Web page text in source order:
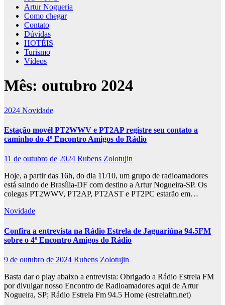
Artur Nogueria
Como chegar
Contato
Dúvidas
HOTÉIS
Turismo
Vídeos
Mês: outubro 2024
2024 Novidade
Estação movél PT2WWV e PT2AP registre seu contato a
caminho do 4º Encontro Amigos do Rádio
11 de outubro de 2024 Rubens Zolotujin
Hoje, a partir das 16h, do dia 11/10, um grupo de radioamadores
está saindo de Brasília-DF com destino a Artur Nogueira-SP. Os
colegas PT2WWV, PT2AP, PT2AST e PT2PC estarão em…
Novidade
Confira a entrevista na Rádio Estrela de Jaguariúna 94.5FM
sobre o 4º Encontro Amigos do Rádio
9 de outubro de 2024 Rubens Zolotujin
Basta dar o play abaixo a entrevista: Obrigado a Rádio Estrela FM
por divulgar nosso Encontro de Radioamadores aqui de Artur
Nogueira, SP; Rádio Estrela Fm 94.5 Home (estrelafm.net)